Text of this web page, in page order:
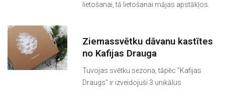
lietošanai, tā lietošanai mājas apstākļos.
Ziemassvētku dāvanu kastītes
no Kafijas Drauga
Tuvojas svētku sezona, tāpēc "Kafijas
Draugs" ir izveidojuši 3 unikālus